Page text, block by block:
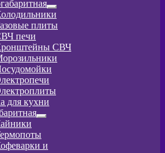
Развернутое
вложенное
меню
плиты
печи
СВЧ
для кухни
Развернутое
меню
и